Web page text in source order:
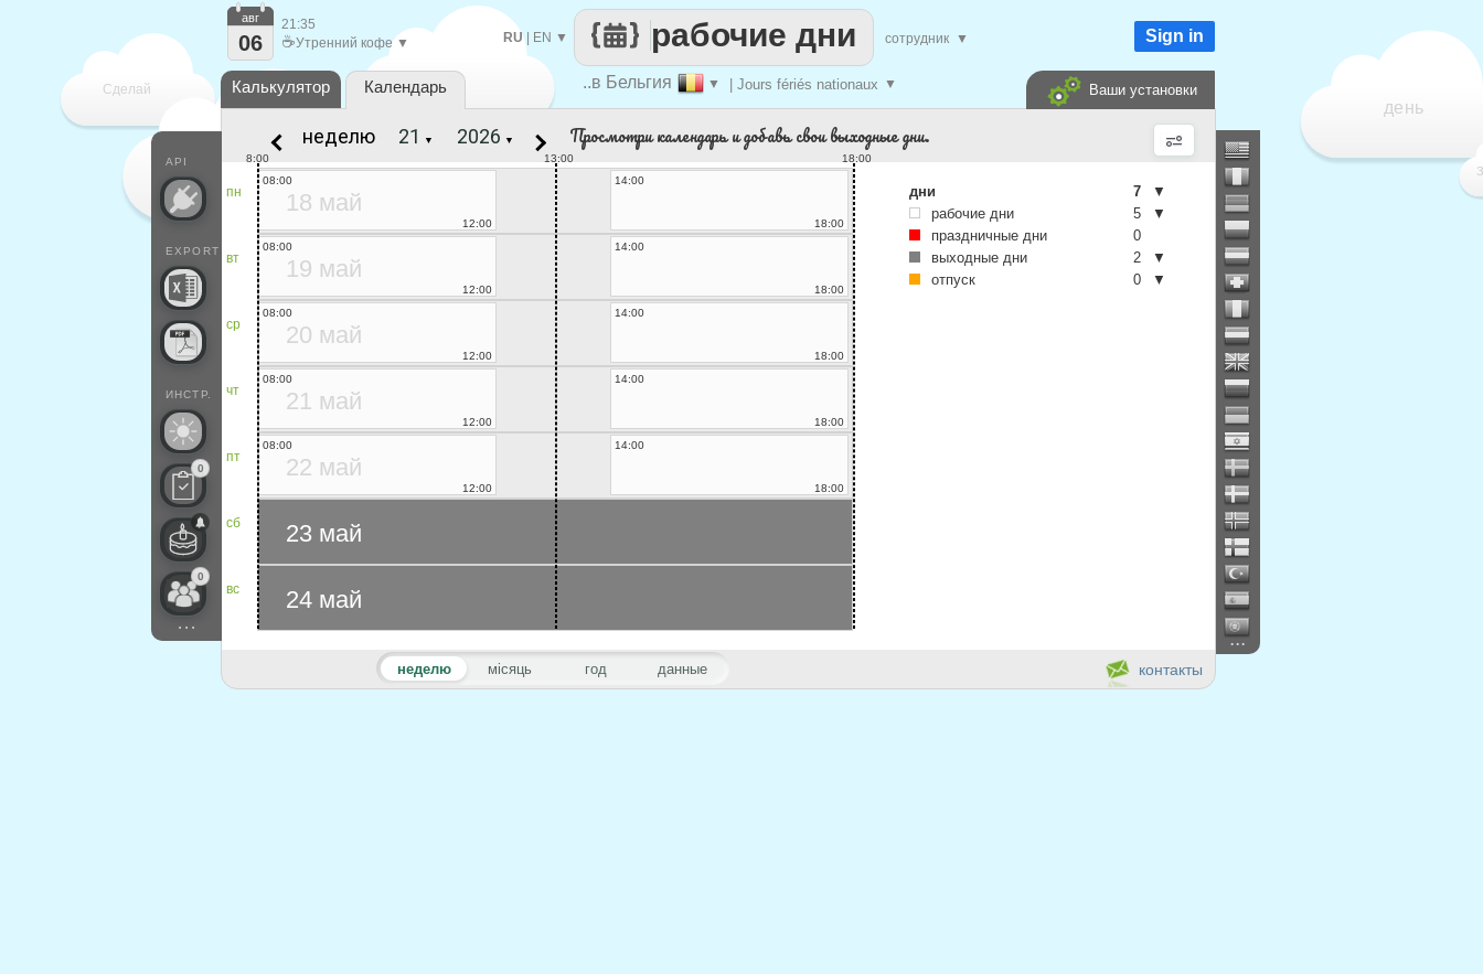
Сделай
каждый
день
..в Бельгия ▼ | Jours fériés nationaux ▼
рабочие дни
RU| EN ▼ сотрудник ▼
API
EXPORT
ИНСТР.
0
0
...
авг
06
21:35
☕Утренний кофе ▼ Sign in
Калькулятор Календарь Ваши установки
...
контакты
неделю місяць год данные
неделю ▼ ▼ Просмотри календарь и добавь свои выходные дни.
пн
вт
ср
чт
пт
сб
вс
13:00
8:00 18:00
18 май
08:00
12:00
14:00
18:00
19 май
08:00
12:00
14:00
18:00
20 май
08:00
12:00
14:00
18:00
21 май
08:00
12:00
14:00
18:00
22 май
08:00
12:00
14:00
18:00
23 май
24 май
дни 7
▼
рабочие дни
5
▼
праздничные дни
0
выходные дни
2
▼
отпуск
0 ▼